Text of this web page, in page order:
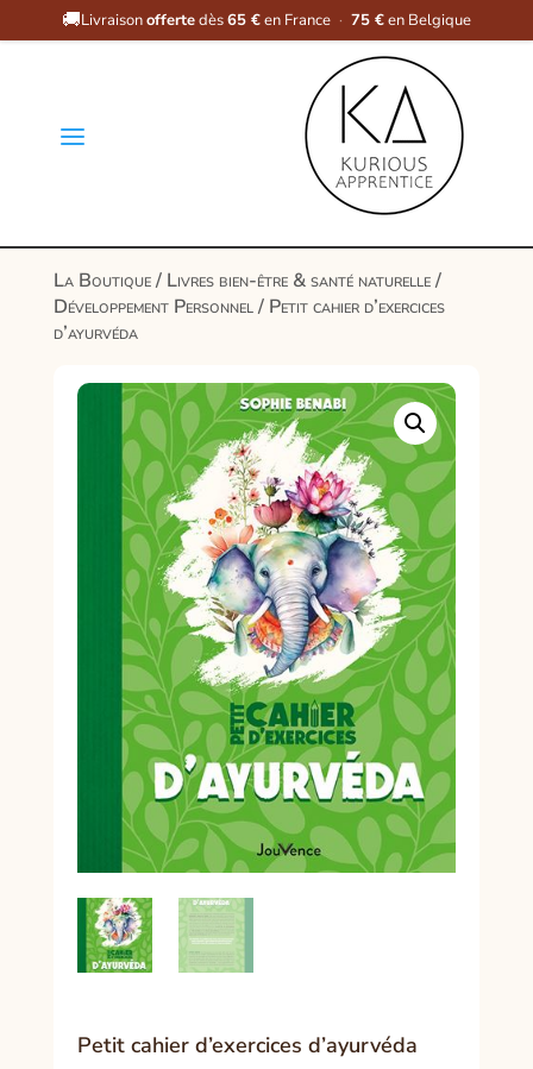
🚚Livraisonoffertedès65 €en France · 75 €en Belgique
a
La Boutique/ Livres bien-être & santé naturelle/
Développement Personnel/ Petit cahier d’exercices
d’ayurvéda
Petit cahier d’exercices d’ayurvéda